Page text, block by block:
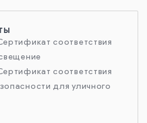
соответствия
соответствия
для уличного